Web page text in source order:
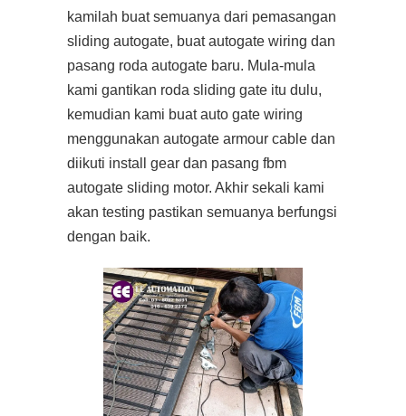
kamilah buat semuanya dari pemasangan
sliding autogate, buat autogate wiring dan
pasang roda autogate baru. Mula-mula
kami gantikan roda sliding gate itu dulu,
kemudian kami buat auto gate wiring
menggunakan autogate armour cable dan
diikuti install gear dan pasang fbm
autogate sliding motor. Akhir sekali kami
akan testing pastikan semuanya berfungsi
dengan baik.